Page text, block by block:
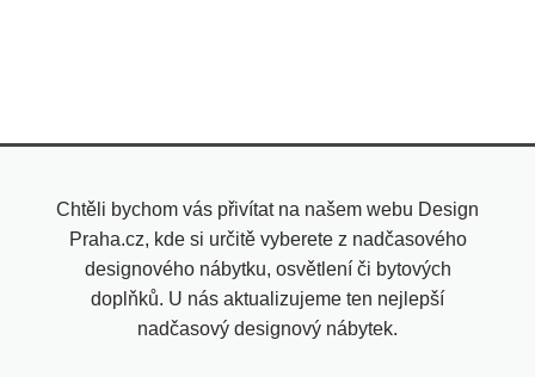
Chtěli bychom vás přivítat na našem webu Design
Praha.cz, kde si určitě vyberete z nadčasového
designového nábytku, osvětlení či bytových
doplňků. U nás aktualizujeme ten nejlepší
nadčasový designový nábytek.